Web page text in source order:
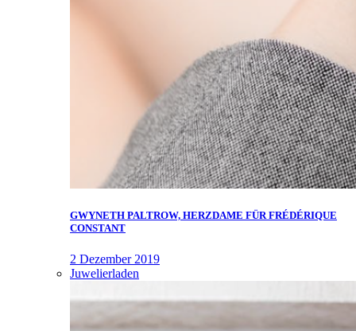
GWYNETH PALTROW, HERZDAME FÜR FRÉDÉRIQUE
CONSTANT
2 Dezember 2019
Juwelierladen